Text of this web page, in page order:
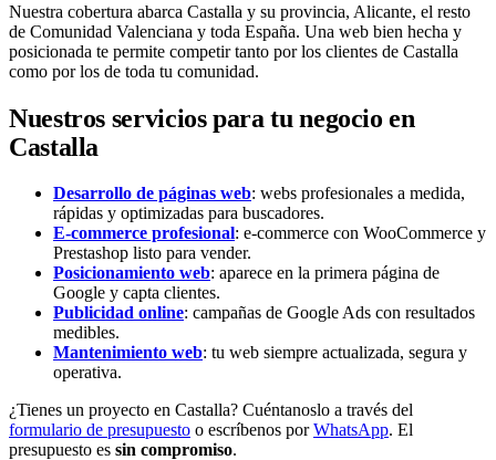
Nuestra cobertura abarca Castalla y su provincia, Alicante, el resto
de Comunidad Valenciana y toda España. Una web bien hecha y
posicionada te permite competir tanto por los clientes de Castalla
como por los de toda tu comunidad.
Nuestros servicios para tu negocio en
Castalla
Desarrollo de páginas web: webs profesionales a medida,
rápidas y optimizadas para buscadores.
E-commerce profesional: e-commerce con WooCommerce y
Prestashop listo para vender.
Posicionamiento web: aparece en la primera página de
Google y capta clientes.
Publicidad online: campañas de Google Ads con resultados
medibles.
Mantenimiento web: tu web siempre actualizada, segura y
operativa.
¿Tienes un proyecto en Castalla? Cuéntanoslo a través del
formulario de presupuesto o escríbenos porWhatsApp. El
presupuesto es sin compromiso.